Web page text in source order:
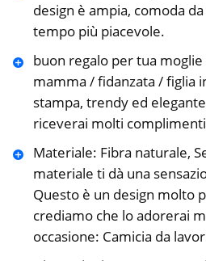
design è ampia, comoda
tempo più piacevole.
buon regalo per tua
mamma / fidanzata / figlia
stampa, trendy ed
riceverai molti
Materiale: Fibra naturale,
materiale ti dà una
Questo è un design molto
crediamo che lo adorerai
occasione: Camicia da